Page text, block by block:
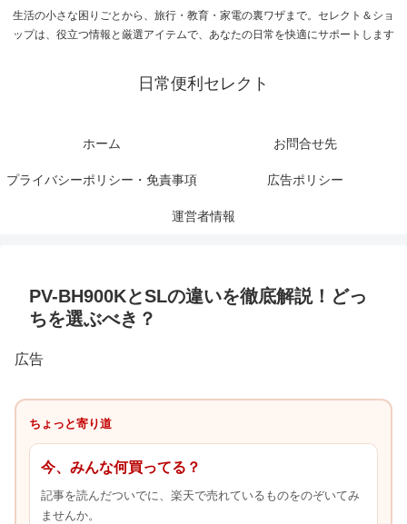
生活の小さな困りごとから、旅行・教育・家電の裏ワザまで。セレクト＆ショ
ップは、役立つ情報と厳選アイテムで、あなたの日常を快適にサポートします
日常便利セレクト
ホーム お問合せ先
プライバシーポリシー・免責事項 広告ポリシー
運営者情報
PV-BH900KとSLの違いを徹底解説！どっ
ちを選ぶべき？
広告
ちょっと寄り道
今、みんな何買ってる？
記事を読んだついでに、楽天で売れているものをのぞいてみ
ませんか。